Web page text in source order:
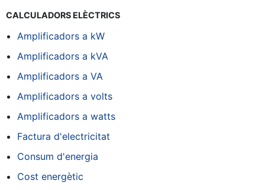
CALCULADORS ELÈCTRICS
Amplificadors a kW
Amplificadors a kVA
Amplificadors a VA
Amplificadors a volts
Amplificadors a watts
Factura d'electricitat
Consum d'energia
Cost energètic